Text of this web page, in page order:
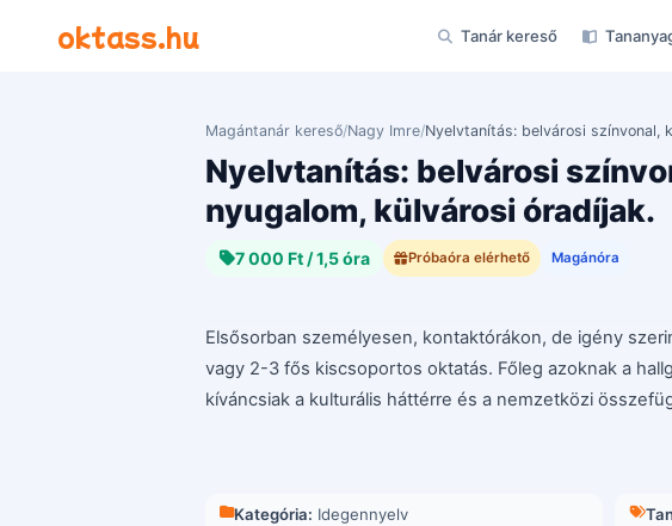
oktass.hu Tanár kereső
Magántanár kereső/Nagy Imre/Nyelvtanítás: belvárosi színvonal,
Nyelvtanítás: belvárosi
nyugalom, külvárosi óradíjak.
7 000 Ft / 1,5 óra Próbaóra elérhető Magánóra
Elsősorban személyesen, kontaktórákon, de igény
vagy 2-3 fős kiscsoportos oktatás. Főleg azoknak a
kíváncsiak a kulturális háttérre és a nemzetközi
Kategória: Idegennyelv